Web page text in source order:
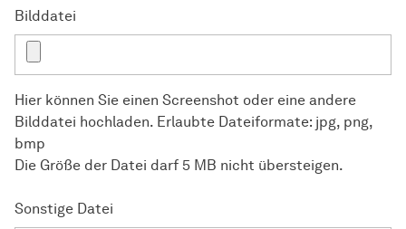
Bilddatei
Hier können Sie einen Screenshot oder eine andere
Bilddatei hochladen. Erlaubte Dateiformate: jpg, png,
bmp
Die Größe der Datei darf 5 MB nicht übersteigen.
Sonstige Datei